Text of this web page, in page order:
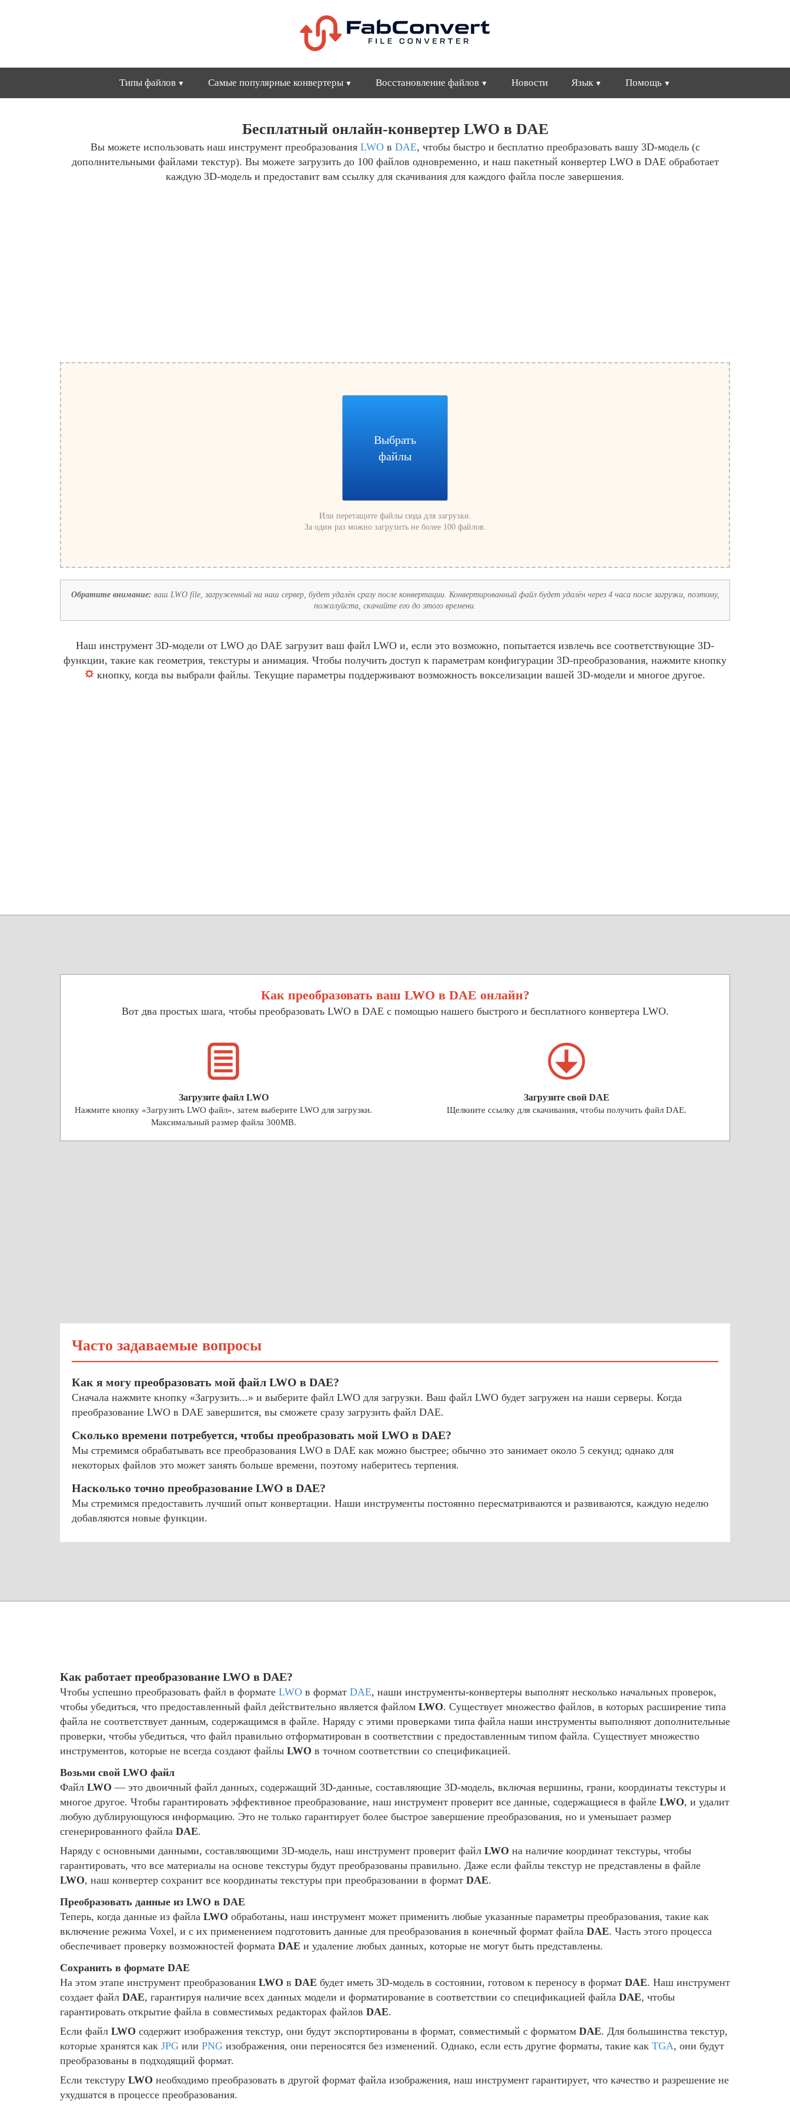
Типы файлов Самые популярные конвертеры Восстановление файлов Новости Язык Помощь
Бесплатный онлайн-конвертер LWO в DAE
Вы можете использовать наш инструмент преобразования LWOв DAE, чтобы быстро и бесплатно преобразовать вашу 3D-модель (с
дополнительными файлами текстур). Вы можете загрузить до 100 файлов одновременно, и наш пакетный конвертер LWO в DAE обработает
каждую 3D-модель и предоставит вам ссылку для скачивания для каждого файла после завершения.
Выбрать
файлы
Или перетащите файлы сюда для загрузки.
За один раз можно загрузить не более 100 файлов.
Обратите внимание: ваш LWO file, загруженный на наш сервер, будет удалён сразу после конвертации. Конвертированный файл будет удалён через 4 часа после загрузки, поэтому,
пожалуйста, скачайте его до этого времени.
Наш инструмент 3D-модели от LWO до DAE загрузит ваш файл LWO и, если это возможно, попытается извлечь все соответствующие 3D-
функции, такие как геометрия, текстуры и анимация. Чтобы получить доступ к параметрам конфигурации 3D-преобразования, нажмите кнопку
кнопку, когда вы выбрали файлы. Текущие параметры поддерживают возможность вокселизации вашей 3D-модели и многое другое.
Как преобразовать ваш LWO в DAE онлайн?
Вот два простых шага, чтобы преобразовать LWO в DAE с помощью нашего быстрого и бесплатного конвертера LWO.
Загрузите файл LWO
Нажмите кнопку «Загрузить LWO файл», затем выберите LWO для загрузки.
Максимальный размер файла 300MB.
Загрузите свой DAE
Щелкните ссылку для скачивания, чтобы получить файл DAE.
Часто задаваемые вопросы
Как я могу преобразовать мой файл LWO в DAE?
Сначала нажмите кнопку «Загрузить...» и выберите файл LWO для загрузки. Ваш файл LWO будет загружен на наши серверы. Когда
преобразование LWO в DAE завершится, вы сможете сразу загрузить файл DAE.
Сколько времени потребуется, чтобы преобразовать мой LWO в DAE?
Мы стремимся обрабатывать все преобразования LWO в DAE как можно быстрее; обычно это занимает около 5 секунд; однако для
некоторых файлов это может занять больше времени, поэтому наберитесь терпения.
Насколько точно преобразование LWO в DAE?
Мы стремимся предоставить лучший опыт конвертации. Наши инструменты постоянно пересматриваются и развиваются, каждую неделю
добавляются новые функции.
Как работает преобразование LWO в DAE?
Чтобы успешно преобразовать файл в формате LWO в формат DAE, наши инструменты-конвертеры выполнят несколько начальных проверок,
чтобы убедиться, что предоставленный файл действительно является файлом LWO. Существует множество файлов, в которых расширение типа
файла не соответствует данным, содержащимся в файле. Наряду с этими проверками типа файла наши инструменты выполняют дополнительные
проверки, чтобы убедиться, что файл правильно отформатирован в соответствии с предоставленным типом файла. Существует множество
инструментов, которые не всегда создают файлы LWO в точном соответствии со спецификацией.
Возьми свой LWO файл
Файл LWO — это двоичный файл данных, содержащий 3D-данные, составляющие 3D-модель, включая вершины, грани, координаты текстуры и
многое другое. Чтобы гарантировать эффективное преобразование, наш инструмент проверит все данные, содержащиеся в файле LWO, и удалит
любую дублирующуюся информацию. Это не только гарантирует более быстрое завершение преобразования, но и уменьшает размер
сгенерированного файла DAE.
Наряду с основными данными, составляющими 3D-модель, наш инструмент проверит файл LWO на наличие координат текстуры, чтобы
гарантировать, что все материалы на основе текстуры будут преобразованы правильно. Даже если файлы текстур не представлены в файле
LWO, наш конвертер сохранит все координаты текстуры при преобразовании в формат DAE.
Преобразовать данные из LWO в DAE
Теперь, когда данные из файла LWO обработаны, наш инструмент может применить любые указанные параметры преобразования, такие как
включение режима Voxel, и с их применением подготовить данные для преобразования в конечный формат файла DAE. Часть этого процесса
обеспечивает проверку возможностей формата DAE и удаление любых данных, которые не могут быть представлены.
Сохранить в формате DAE
На этом этапе инструмент преобразования LWO в DAE будет иметь 3D-модель в состоянии, готовом к переносу в формат DAE. Наш инструмент
создает файл DAE, гарантируя наличие всех данных модели и форматирование в соответствии со спецификацией файла DAE, чтобы
гарантировать открытие файла в совместимых редакторах файлов DAE.
Если файл LWO содержит изображения текстур, они будут экспортированы в формат, совместимый с форматом DAE. Для большинства текстур,
которые хранятся как JPG или PNG изображения, они переносятся без изменений. Однако, если есть другие форматы, такие как TGA, они будут
преобразованы в подходящий формат.
Если текстуру LWO необходимо преобразовать в другой формат файла изображения, наш инструмент гарантирует, что качество и разрешение не
ухудшатся в процессе преобразования.